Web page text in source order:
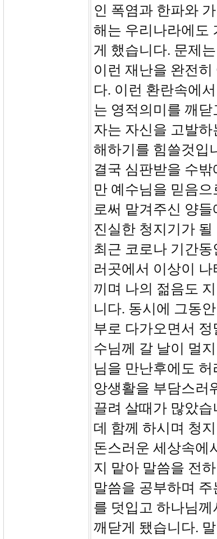
인 폭염과 한파와
해는 우리나라에도
게 했습니다. 문제
이런 재난을 완전
다. 이런 환란속에
는 영적의미를 깨
자는 자신을 고발
해하기를 힘쓸것입
결국 심판받을 수
만 예수님을 믿음
로써 맡겨주신 양
진실한 청지기가
최근 코로나 기간
러곳에서 이상이
끼며 나의 젊음도
니다. 동시에 그동
부로 다가오면서
수님께 갈 날이 멀
님을 만난후에도
앙생활을 부담스러
끌려 살때가 많았
데 함께 하시며 청
돈스러운 세상속에
지 맡아 말씀을 전
말씀을 공부하며
를 덧입고 하나님
깨닫게 됐습니다.